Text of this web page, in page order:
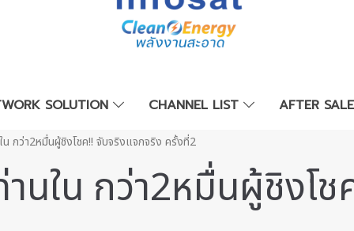
SOLUTION CHANNEL LIST AFTER
น กว่า2หมื่นผู้ชิงโชค!! จับจริงแจกจริง ครั้งที่2
นใน กว่า2หมื่นผู้ชิงโ